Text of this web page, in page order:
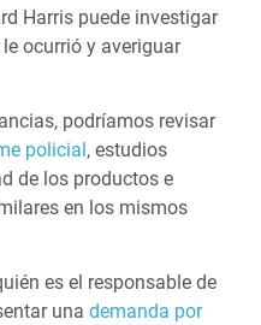
Harris puede investigar
ocurrió y averiguar
podríamos revisar
policial , estudios
de los productos e
en los mismos
es el responsable de
una demanda por